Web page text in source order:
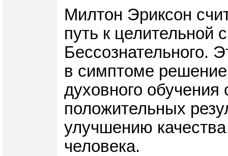
Милтон Эриксон
путь к целительной
Бессознательного.
в симптоме решение
духовного
положительных
улучшению
человека.